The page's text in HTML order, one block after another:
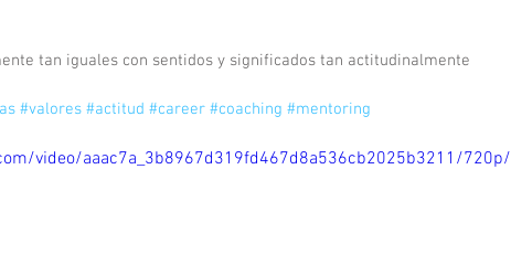
tan iguales con sentidos y significados tan actitudinalmente
#valores #actitud #career #coaching #mentoring
video/aaac7a_3b8967d319fd467d8a536cb2025b3211/720p/